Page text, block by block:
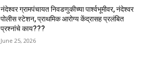
नंदेश्वर ग्रामपंचायत निवडणुकीच्या पार्श्वभूमीवर, नंदेश्वर
पोलीस स्टेशन, प्राथमिक आरोग्य केंद्रासह प्रलंबित
प्रश्नांचे काय???
June 25, 2026